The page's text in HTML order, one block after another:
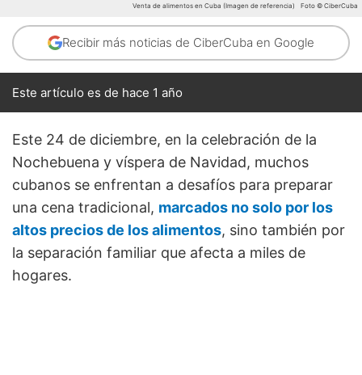
Venta de alimentos en Cuba (Imagen de referencia) Foto © CiberCuba
Recibir más noticias de CiberCuba en Google
Este artículo es de hace 1 año
Este 24 de diciembre, en la celebración de la
Nochebuena y víspera de Navidad, muchos
cubanos se enfrentan a desafíos para preparar
una cena tradicional, marcados no solo por los
altos precios de los alimentos, sino también por
la separación familiar que afecta a miles de
hogares.